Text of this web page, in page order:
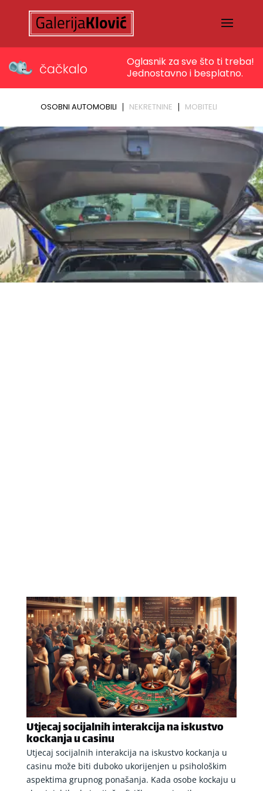
Utjecaj socijalnih interakcija na iskustvo
kockanja u casinu
Utjecaj socijalnih interakcija na iskustvo kockanja u
casinu može biti duboko ukorijenjen u psihološkim
aspektima grupnog ponašanja. Kada osobe kockaju u